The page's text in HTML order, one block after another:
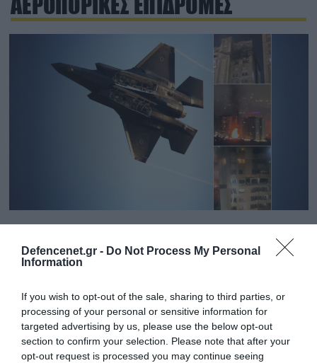
Defencenet.gr - Do Not Process My Personal
Information
If you wish to opt-out of the sale, sharing to third parties, or
processing of your personal or sensitive information for
targeted advertising by us, please use the below opt-out
section to confirm your selection. Please note that after your
opt-out request is processed you may continue seeing
200 ισραηλινά μαχητικά «εξαέρωσαν» 100
στόχους στο Ιράν – Οι αεροπορικές
επιδρομές συνεχίζονται
Οι Ισραηλινοί ακολουθούν την ίδια τακτική με αυτήν
κατά της Χεζμπολάχ: Κτυπούν ανελέητα τη
στρατιωτική ιεραρχία του Ιράν